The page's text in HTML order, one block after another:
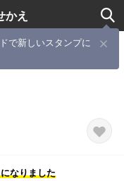
かえ
で新しいスタンプに
なりました